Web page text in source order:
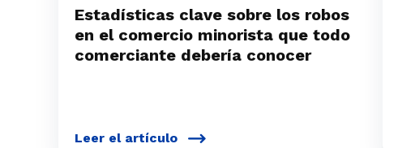
Estadísticas clave sobre los robos
en el comercio minorista que todo
comerciante debería conocer
Leer el artículo